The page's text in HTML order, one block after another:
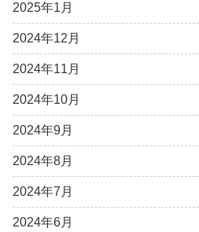
2025年1月
2024年12月
2024年11月
2024年10月
2024年9月
2024年8月
2024年7月
2024年6月